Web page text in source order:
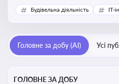
відведення земельних ділянок
інфраструктури
Будівельна діяльність IT-
Головне за добу (AI) Усі
ГОЛОВНЕ ЗА ДОБУ